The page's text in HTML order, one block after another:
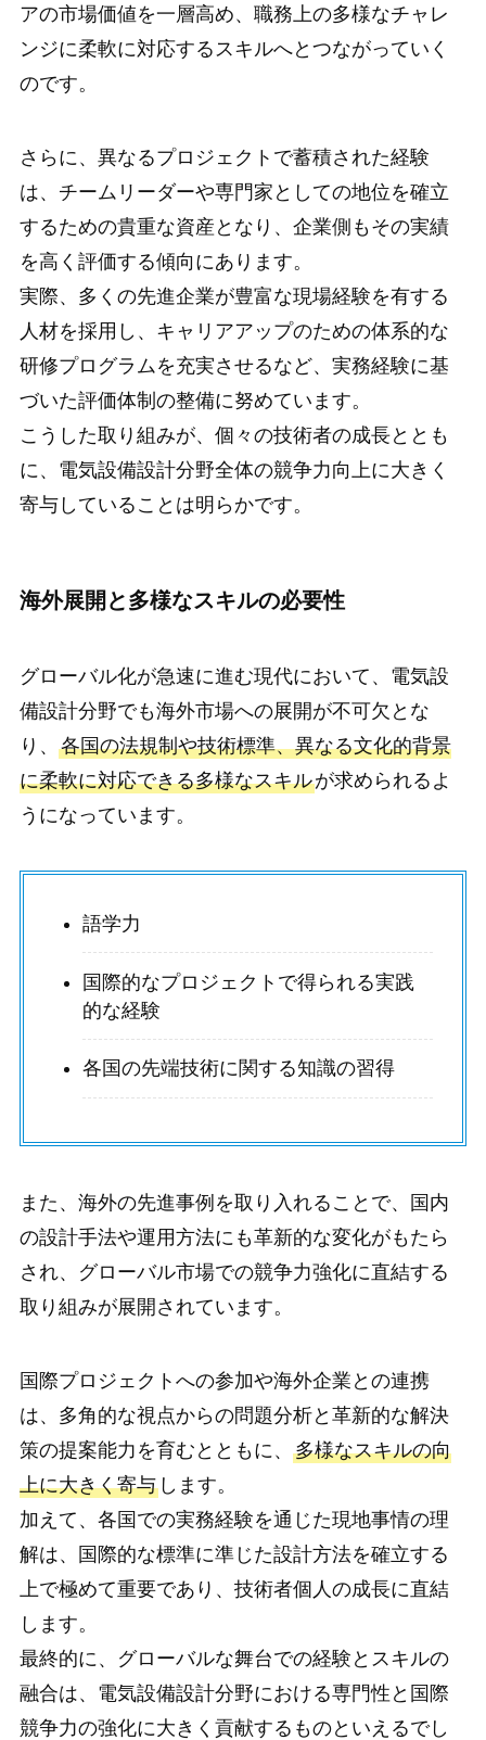
アの市場価値を一層高め、職務上の多様なチャレ
ンジに柔軟に対応するスキルへとつながっていく
のです。
さらに、異なるプロジェクトで蓄積された経験
は、チームリーダーや専門家としての地位を確立
するための貴重な資産となり、企業側もその実績
を高く評価する傾向にあります。
実際、多くの先進企業が豊富な現場経験を有する
人材を採用し、キャリアアップのための体系的な
研修プログラムを充実させるなど、実務経験に基
づいた評価体制の整備に努めています。
こうした取り組みが、個々の技術者の成長ととも
に、電気設備設計分野全体の競争力向上に大きく
寄与していることは明らかです。
海外展開と多様なスキルの必要性
グローバル化が急速に進む現代において、電気設
備設計分野でも海外市場への展開が不可欠とな
り、 各国の法規制や技術標準、異なる文化的背景
に柔軟に対応できる多様なスキルが求められるよ
うになっています。
語学力
国際的なプロジェクトで得られる実践
的な経験
各国の先端技術に関する知識の習得
また、海外の先進事例を取り入れることで、国内
の設計手法や運用方法にも革新的な変化がもたら
され、グローバル市場での競争力強化に直結する
取り組みが展開されています。
国際プロジェクトへの参加や海外企業との連携
は、多角的な視点からの問題分析と革新的な解決
策の提案能力を育むとともに、 多様なスキルの向
上に大きく寄与します。
加えて、各国での実務経験を通じた現地事情の理
解は、国際的な標準に準じた設計方法を確立する
上で極めて重要であり、技術者個人の成長に直結
します。
最終的に、グローバルな舞台での経験とスキルの
融合は、電気設備設計分野における専門性と国際
競争力の強化に大きく貢献するものといえるでし